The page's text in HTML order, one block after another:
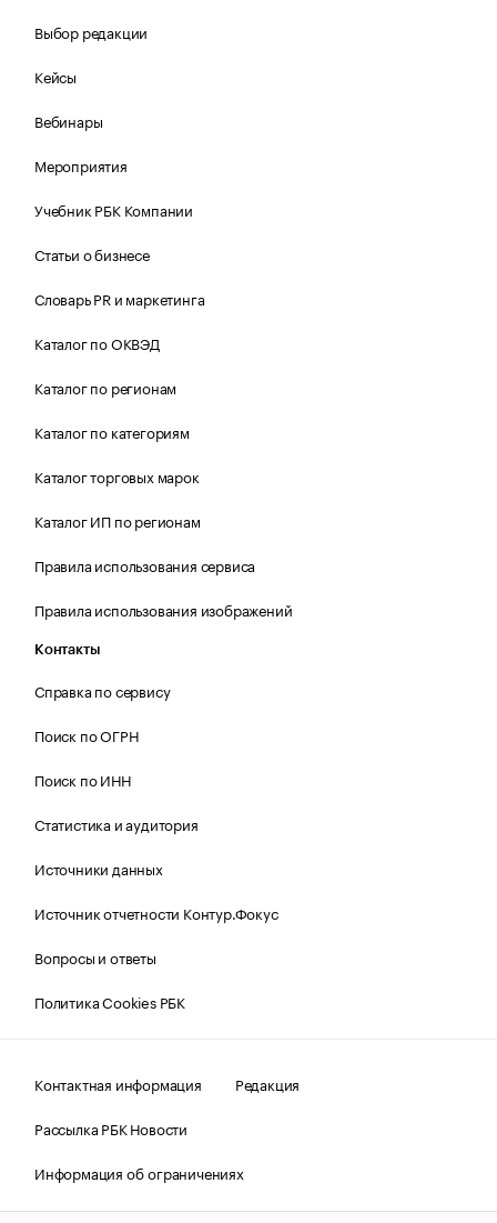
Выбор редакции
Кейсы
Вебинары
Мероприятия
Учебник РБК Компании
Статьи о бизнесе
Словарь PR и маркетинга
Каталог по ОКВЭД
Каталог по регионам
Каталог по категориям
Каталог торговых марок
Каталог ИП по регионам
Правила использования сервиса
Правила использования изображений
Контакты
Справка по сервису
Поиск по ОГРН
Поиск по ИНН
Статистика и аудитория
Источники данных
Источник отчетности Контур.Фокус
Вопросы и ответы
Политика Cookies РБК
Контактная информация
Редакция
Рассылка РБК Новости
Информация об ограничениях
Правовая информация
О соблюдении авторских прав